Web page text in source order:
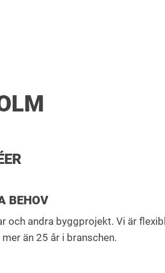
BEHOV
andra byggprojekt. Vi är
än 25 år i branschen.